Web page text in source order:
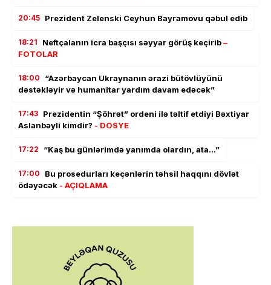
20:45 Prezident Zelenski Ceyhun Bayramovu qəbul edib
18:21 Neftçalanın icra başçısı səyyar görüş keçirib–
FOTOLAR
18:00
“Azərbaycan Ukraynanın ərazi bütövlüyünü
dəstəkləyir və humanitar yardım davam edəcək”
17:43 Prezidentin “Şöhrət” ordeni ilə təltif etdiyi Bəxtiyar
Aslanbəyli kimdir? - DOSYE
17:22 “Kaş bu günlərimdə yanımda olardın, ata…”
17:00
Bu prosedurları keçənlərin təhsil haqqını dövlət
ödəyəcək - AÇIQLAMA